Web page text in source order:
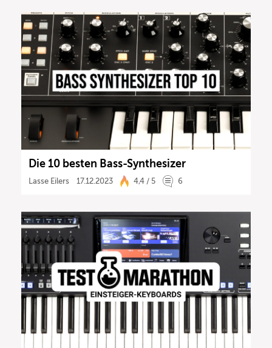
Die 10 besten Bass-Synthesizer
Lasse Eilers 17.12.2023 4,4 / 5 6